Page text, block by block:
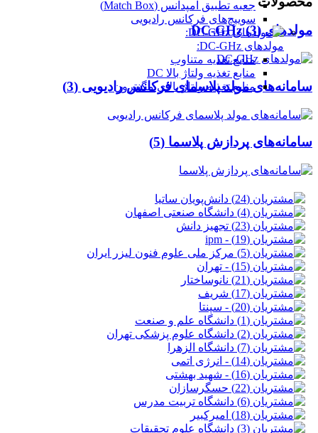
جعبه تطبیق امپدانس (Match Box)
سوییچ‌های فرکانس رادیویی
مولدهای DC-GHz:
منابع تغذیه متناوب
منابع تغذیه ولتاژ بالا DC
منابع تغذیه ولتاژ بالای مگنترون
مولدهای DC-GHz (3)
سامانه‌های مولد پلاسمای فرکانس رادیویی (3)
سامانه‌های پردازش پلاسما (5)